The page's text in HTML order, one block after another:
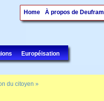
Home À propos de
Européisation
du citoyen »